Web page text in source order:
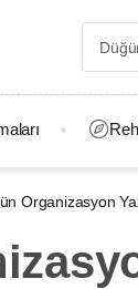
Organizasyon